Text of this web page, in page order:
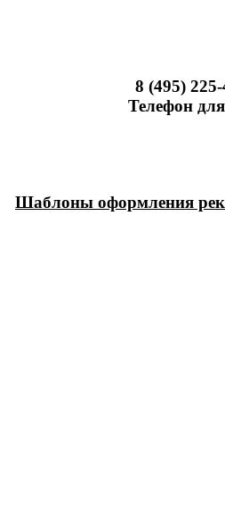
8 (495)
Телефон
Шаблоны оформления